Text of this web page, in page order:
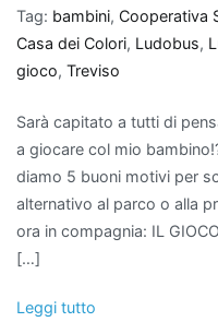
Tag: bambini, Cooperativa
Casa dei Colori, Ludobus,
gioco, Treviso
Sarà capitato a tutti di
a giocare col mio
diamo 5 buoni motivi per
alternativo al parco o alla
ora in compagnia: IL
[…]
Leggi tutto